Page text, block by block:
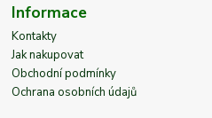
Informace
Kontakty
Jak nakupovat
Obchodní podmínky
Ochrana osobních údajů